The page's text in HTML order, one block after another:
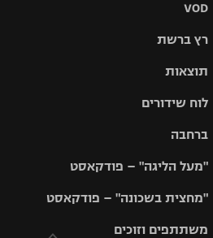
VOD
רץ ברשת
תוצאות
לוח שידורים
ברחבה
"מעל הליגה" – פודקאסט
"מחצית בשכונה" – פודקאסט
משתתפים וזוכים